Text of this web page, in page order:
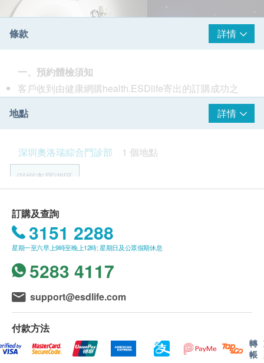
品牌.我們研發的專用乳腺磁力共振成像(BMRI)是目前
唯一獲得美國食品藥品監督管理局(FDA)認證的乳腺專
用磁力共振系統,可檢測小至0.7毫米的早期乳腺癌,樹立
自2024年起BMRI設備落戶深圳奧洛瑞綜合門診部,為深
圳以及周邊城市患者提供高精度的早期乳腺癌篩查服務,
深圳奧洛瑞綜合門診部於2024年在深圳羅湖區開業項目
位于深房廣場六層， 有獨立專用戶外電梯，建築面積
作為一家具備百級層流手術室的綜合門診部設有全科、
合美式國際醫療標準於大灣區專業力量.守護您的每一個
健康瞬間。
條款 詳情
一、預約體檢須知
客戶收到由健康網購health.ESDlife寄出的訂購成功之
電郵後，深圳奧洛瑞綜合門診部將於隨後1-2個工作天
的辦公時間內，致電客戶預約身體檢查的時間及地點。
客戶亦可至少提前1日致深圳奧洛瑞綜合門診部進行預
LagunaShaw）。
客戶至現場後，深圳奧洛瑞綜合門診部工作人員會核對
客戶的姓名、出生年月日、手機號及健康網購。
診部（聯絡電話：+86 0755 25109659，微信：
LagunaShaw ）。
身體檢查計劃有效期為3個月，客戶必須於3個月內(由
體檢時, 如果遇到醫生不會説廣東話的情況，奧洛瑞綜
如果商戶頁面與體檢計劃頁面的繁體中文、簡體中文、
英文三個版本有任何抵觸或不相符之處，應以繁體中文
版本為準。
二、報告領取和講解
體檢報告為簡體中文版本。
地點 詳情
深圳奧洛瑞綜合門診部
1 個地點
深圳市羅湖區
廣東省深圳市羅湖區人民南路3005號深房廣場B座6樓全層
（西門有直達電梯）
顯示地圖
營業時間：週一到週日 09:00-17:30
訂購及查詢
3151 2288
星期一至六早上9時至晚上12時; 星期日及公眾假期休息
5283 4117
support@esdlife.com
付款方法
轉
帳